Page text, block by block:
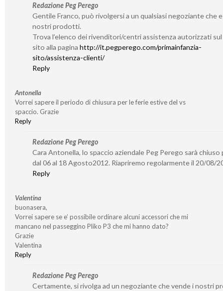
Redazione Peg Perego
Gentile Franco, può rivolgersi a un qualsiasi negoziante che
nostri prodotti.
Trova l’elenco dei rivenditori/centri assistenza autorizzati
sito alla pagina http://it.pegperego.com/primainfanzia-
sito/assistenza-clienti/
Reply
Antonella
Vorrei sapere il periodo di chiusura per le ferie estive del vs
spaccio. Grazie
Reply
Redazione Peg Perego
Cara Antonella, lo spaccio aziendale Peg Perego sarà chiuso
dal 06 al 18 Agosto2012. Riapriremo regolarmente il 20/08/
Reply
Valentina
buonasera,
Vorrei sapere se e’ possibile ordinare alcuni accessori che mi
mancano nel passeggino Pliko P3 che mi hanno dato?
Grazie
Valentina
Reply
Redazione Peg Perego
Certamente, si rivolga ad un negoziante che vende i nostri